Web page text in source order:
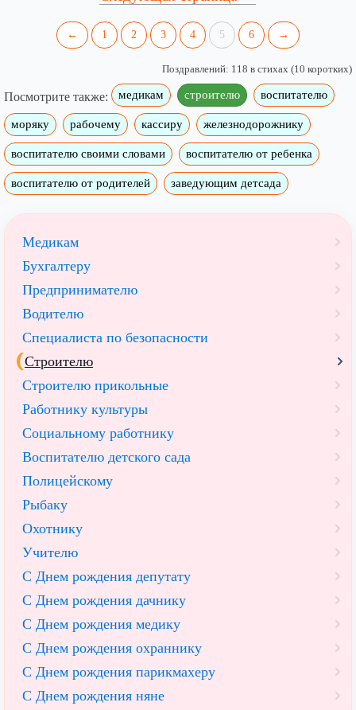
← 1 2 3 4 5 6 →
Поздравлений: 118 в стихах (10 коротких)
Посмотрите также: медикам строителю воспитателю
моряку рабочему кассиру железнодорожнику
воспитателю своими словами воспитателю от ребенка
воспитателю от родителей заведующим детсада
Медикам
Бухгалтеру
Предпринимателю
Водителю
Специалиста по безопасности
Строителю
Строителю прикольные
Работнику культуры
Социальному работнику
Воспитателю детского сада
Полицейскому
Рыбаку
Охотнику
Учителю
С Днем рождения депутату
С Днем рождения дачнику
С Днем рождения медику
С Днем рождения охраннику
С Днем рождения парикмахеру
С Днем рождения няне